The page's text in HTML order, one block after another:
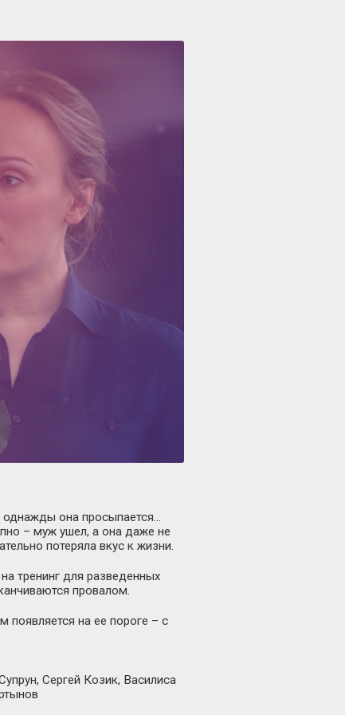
однажды она просыпается…
– муж ушел, а она даже не
потеряла вкус к жизни.
тренинг для разведенных
провалом.
появляется на ее пороге – с
Сергей Козик, Василиса